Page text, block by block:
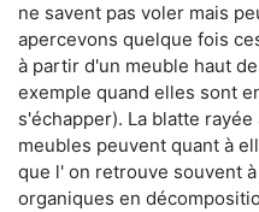
ne savent pas voler mais
apercevons quelque fois
à partir d'un meuble haut
exemple quand elles sont
s'échapper). La blatte
meubles peuvent quant à
que l' on retrouve souvent
organiques en